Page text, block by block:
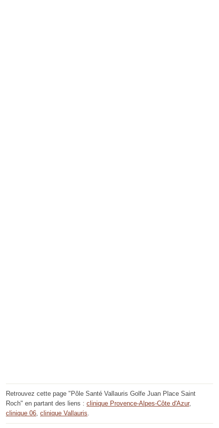
Retrouvez cette page "Pôle Santé Vallauris Golfe Juan Place Saint
Roch" en partant des liens : clinique Provence-Alpes-Côte d'Azur,
clinique 06, clinique Vallauris.